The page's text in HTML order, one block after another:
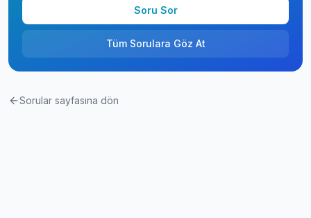
Soru Sor
Tüm Sorulara Göz At
Sorular sayfasına dön